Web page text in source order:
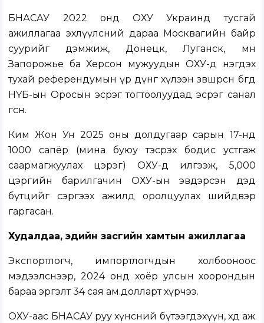
БНАСАУ 2022 онд ОХУ Украинд тусгай
ажиллагаа эхлүүлсний дараа Москвагийн байр
суурийг дэмжиж, Донецк, Луганск, мөн
Запорожье ба Херсон мужуудын ОХУ-д нэгдэх
тухай референдумын үр дүнг хүлээн зөвшөөрсөн бөгөөд
НҮБ-ын Оросын эсрэг тогтоолуудад эсрэг санал
өгсөн.
Ким Жон Ун 2025 оны долдугаар сарын 17-нд
1000 сапёр (мина буюу тэсрэх бодис устгаж
саармагжуулах цэрэг) ОХУ-д илгээж, 5,000
цэргийн барилгачин ОХУ-ын эвдэрсэн дэд
бүтцийг сэргээх ажилд оролцуулах шийдвэр
гаргасан.
Худалдаа, эдийн засгийн хамтын ажиллагаа
Экспортлогч, импортлогчдын холбооноос
мэдээлснээр, 2024 онд хоёр улсын хоорондын
бараа эргэлт 34 сая ам.долларт хүрчээ.
ОХУ-аас БНАСАУ руу хүнсний бүтээгдэхүүн, хөдөө аж